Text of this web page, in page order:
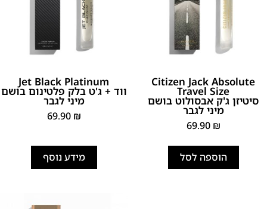
Citizen Jack Absolute
Travel Size
סיטיזן ג'ק אבסולוט בושם
מיני לגבר
69.90 ₪
הוספה לסל
Jet Black Platinum
ווד + ג'ט בלק פלטינום בושם
מיני לגבר
69.90 ₪
מידע נוסף